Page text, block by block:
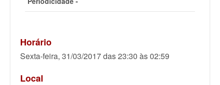
Horário
Sexta-feira, 31/03/2017 das 23:30 às 02:59
Local